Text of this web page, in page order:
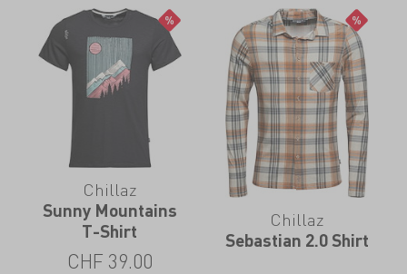
Chillaz
Sunny Mountains
T-Shirt
CHF 39.00
Chillaz
Sebastian 2.0 Shirt